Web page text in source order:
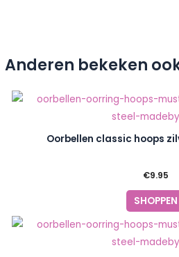
Anderen bekeken
Oorbellen classic hoops
€9.95
SHOPPEN